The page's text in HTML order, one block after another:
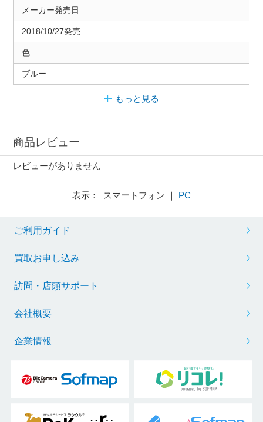
メーカー発売日
2018/10/27発売
色
ブルー
もっと見る
商品レビュー
レビューがありません
表示： スマートフォン ｜ PC
ご利用ガイド
買取お申し込み
訪問・店頭サポート
会社概要
企業情報